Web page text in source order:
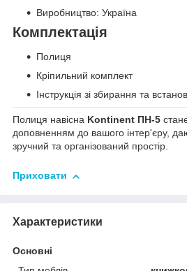
Виробництво: Україна
Комплектація
Полиця
Кріпильний комплект
Інструкція зі збирання та
Полиця навісна Kontinent ПН-5
доповненням до вашого інтер'єру,
зручний та організований простір.
Приховати
Характеристики
Основні